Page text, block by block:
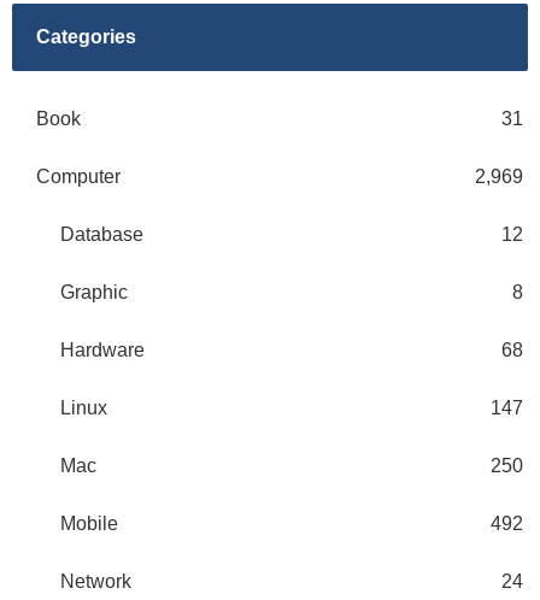
Categories
Book 31
Computer 2,969
Database 12
Graphic 8
Hardware 68
Linux 147
Mac 250
Mobile 492
Network 24